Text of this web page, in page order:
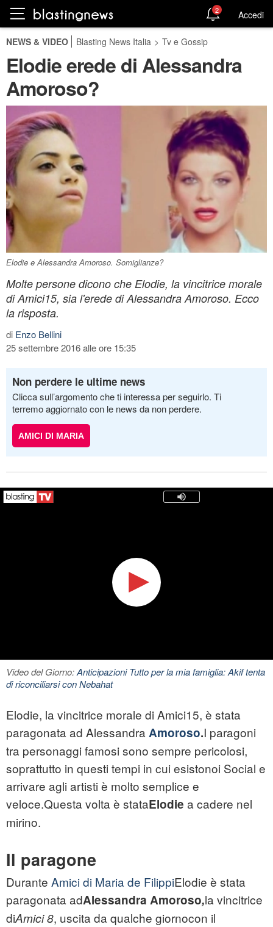
2 Accedi
NEWS & VIDEO Blasting News Italia > Tv e Gossip
Elodie erede di Alessandra
Amoroso?
Elodie e Alessandra Amoroso. Somiglianze?
Molte persone dicono che Elodie, la vincitrice morale
di Amici15, sia l'erede di Alessandra Amoroso. Ecco
la risposta.
di Enzo Bellini
25 settembre 2016 alle ore 15:35
Non perdere le ultime news
Clicca sull’argomento che ti interessa per seguirlo. Ti
terremo aggiornato con le news da non perdere.
AMICI DI MARIA
Video del Giorno:Anticipazioni Tutto per la mia famiglia: Akif tenta
di riconciliarsi con Nebahat
Elodie, la vincitrice morale di Amici15, è stata
paragonata ad Alessandra Amoroso.I paragoni
tra personaggi famosi sono sempre pericolosi,
soprattutto in questi tempi in cui esistonoi Social e
arrivare agli artisti è molto semplice e
veloce.Questa volta è stataElodie a cadere nel
mirino.
Il paragone
Durante Amici di Maria de FilippiElodie è stata
paragonata adAlessandra Amoroso,la vincitrice
diAmici 8, uscita da qualche giornocon il